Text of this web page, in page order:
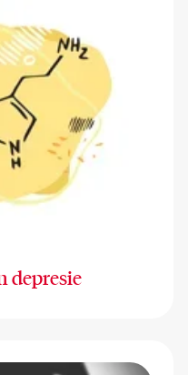
depresie